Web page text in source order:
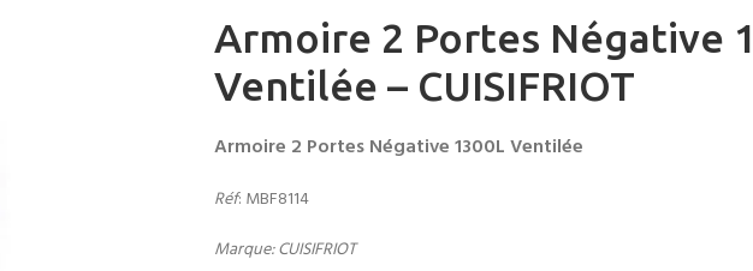
Armoire 2 Portes Négative
Ventilée – CUISIFRIOT
Armoire 2 Portes Négative 1300L Ventilée
Réf: MBF8114
Marque: CUISIFRIOT